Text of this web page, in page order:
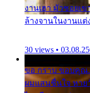
งานเฮา มัวซอยเ
ล้างจานในงานแต่
30 views •
ขอ กราบ ขอบคุณ
ผมแสนชื่นใจ หาย